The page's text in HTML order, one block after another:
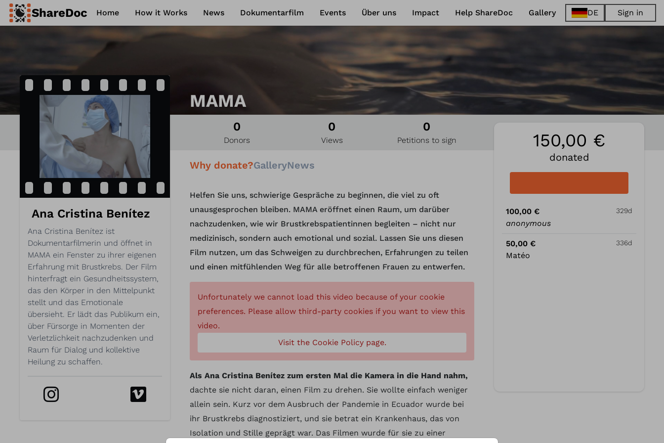
ShareDoc Home How it Works News Dokumentarfilm Events Über uns Impact Help ShareDoc
Gallery
Philosophy
FAQ
DE
EN
Sign in
MAMA
0
Donors
0
Views
0
Petitions to sign
Ana Cristina Benítez
Ana Cristina Benítez ist
Dokumentarfilmerin und öffnet in
MAMA ein Fenster zu ihrer eigenen
Erfahrung mit Brustkrebs. Der Film
hinterfragt ein Gesundheitssystem,
das den Körper in den Mittelpunkt
stellt und das Emotionale
übersieht. Er lädt das Publikum ein,
über Fürsorge in Momenten der
Verletzlichkeit nachzudenken und
Raum für Dialog und kollektive
Heilung zu schaffen.
150,00 €
donated
100,00 € 329d
anonymous
50,00 € 336d
Matéo
Why donate?GalleryNews
Helfen Sie uns, schwierige Gespräche zu beginnen, die viel zu oft
unausgesprochen bleiben. MAMA eröffnet einen Raum, um darüber
nachzudenken, wie wir Brustkrebspatientinnen begleiten – nicht nur
medizinisch, sondern auch emotional und sozial. Lassen Sie uns diesen
Film nutzen, um das Schweigen zu durchbrechen, Erfahrungen zu teilen
und einen mitfühlenden Weg für alle betroffenen Frauen zu entwerfen.
Unfortunately we cannot load this video because of your cookie
preferences. Please allow third-party cookies if you want to view this
video.
Visit the Cookie Policy page.
Als Ana Cristina Benítez zum ersten Mal die Kamera in die Hand nahm,
dachte sie nicht daran, einen Film zu drehen. Sie wollte einfach weniger
allein sein. Kurz vor dem Ausbruch der Pandemie in Ecuador wurde bei
ihr Brustkrebs diagnostiziert, und sie betrat ein Krankenhaus, das von
Isolation und Stille geprägt war. Das Filmen wurde für sie zu einer